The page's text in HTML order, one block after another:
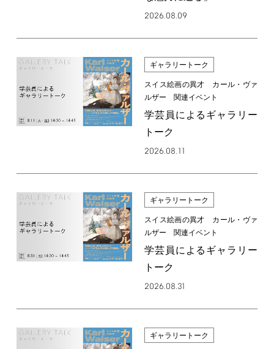
2026.08.09
ギャラリートーク
スイス絵画の異才 カール・ヴァ
ルザー 関連イベント
学芸員によるギャラリー
トーク
2026.08.11
ギャラリートーク
スイス絵画の異才 カール・ヴァ
ルザー 関連イベント
学芸員によるギャラリー
トーク
2026.08.31
ギャラリートーク